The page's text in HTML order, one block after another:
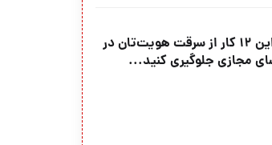
با این 12 کار از سرقت هویت‌تان در
مجازی جلوگیری کنید...